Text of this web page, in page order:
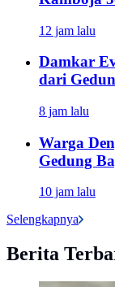
12 jam lalu
Damkar
dari
8 jam lalu
Warga
Gedung
10 jam lalu
Selengkapnya
Berita